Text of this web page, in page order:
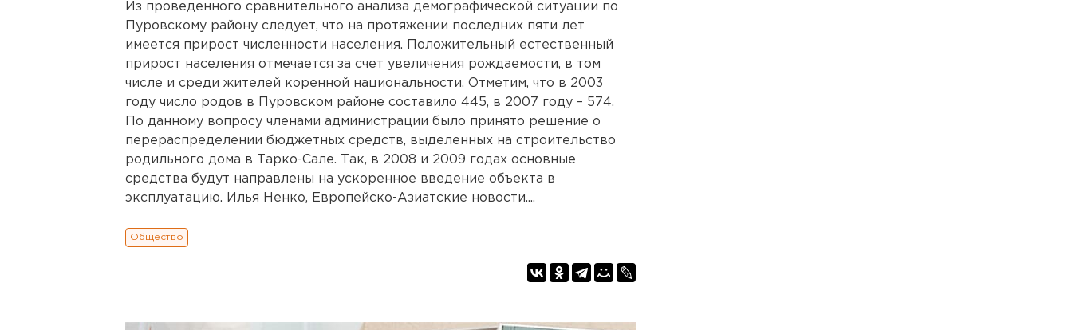
Из проведенного сравнительного анализа демографической ситуации по
Пуровскому району следует, что на протяжении последних пяти лет
имеется прирост численности населения. Положительный естественный
прирост населения отмечается за счет увеличения рождаемости, в том
числе и среди жителей коренной национальности. Отметим, что в 2003
году число родов в Пуровском районе составило 445, в 2007 году – 574.
По данному вопросу членами администрации было принято решение о
перераспределении бюджетных средств, выделенных на строительство
родильного дома в Тарко-Сале. Так, в 2008 и 2009 годах основные
средства будут направлены на ускоренное введение объекта в
эксплуатацию. Илья Ненко, Европейско-Азиатские новости....
Общество